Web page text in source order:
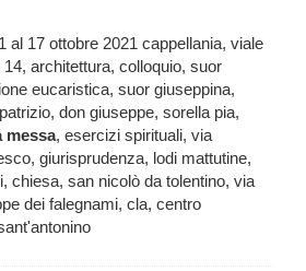
al 17 ottobre 2021 cappellania, viale
architettura, colloquio, suor
eucaristica, suor giuseppina,
don giuseppe, sorella pia,
messa, esercizi spirituali, via
giurisprudenza, lodi mattutine,
chiesa, san nicolò da tolentino, via
dei falegnami, cla, centro